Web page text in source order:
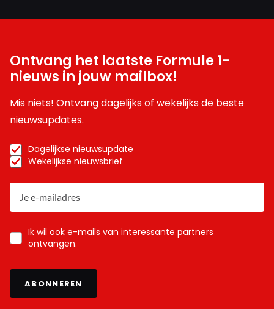
Ontvang het laatste Formule 1-
nieuws in jouw mailbox!
Mis niets! Ontvang dagelijks of wekelijks de beste
nieuwsupdates.
Dagelijkse nieuwsupdate
Wekelijkse nieuwsbrief
Ik wil ook e-mails van interessante partners
ontvangen.
ABONNEREN